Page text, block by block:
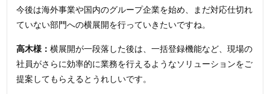
今後は海外事業や国内のグループ企業を始め、まだ対応仕切れ
ていない部門への横展開を行っていきたいですね。
高木様：横展開が一段落した後は、一括登録機能など、現場の
社員がさらに効率的に業務を行えるようなソリューションをご
提案してもらえるとうれしいです。